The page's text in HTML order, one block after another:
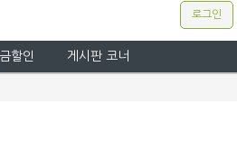
로그인
할인 게시판 코너